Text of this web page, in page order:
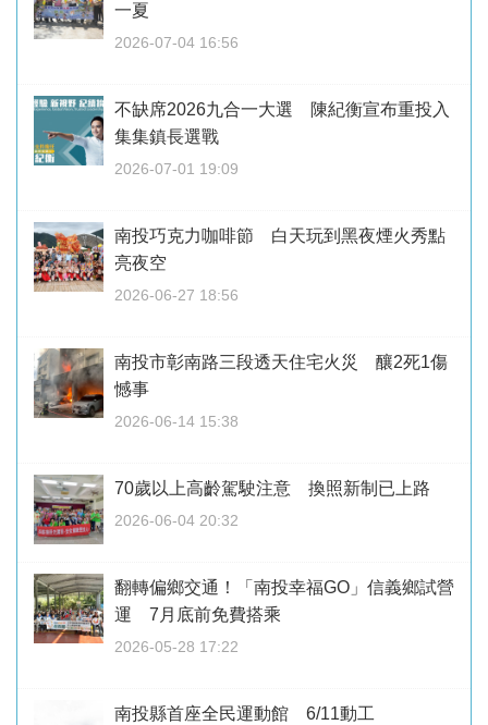
一夏
2026-07-04 16:56
不缺席2026九合一大選 陳紀衡宣布重投入
集集鎮長選戰
2026-07-01 19:09
南投巧克力咖啡節 白天玩到黑夜煙火秀點
亮夜空
2026-06-27 18:56
南投市彰南路三段透天住宅火災 釀2死1傷
憾事
2026-06-14 15:38
70歲以上高齡駕駛注意 換照新制已上路
2026-06-04 20:32
翻轉偏鄉交通！「南投幸福GO」信義鄉試營
運 7月底前免費搭乘
2026-05-28 17:22
南投縣首座全民運動館 6/11動工